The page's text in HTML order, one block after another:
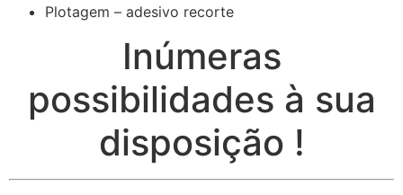
Plotagem – adesivo recorte
Inúmeras
possibilidades à sua
disposição !